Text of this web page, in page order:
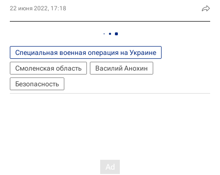
22 июня 2022, 17:18
Специальная военная операция на Украине
Смоленская область
Василий Анохин
Безопасность